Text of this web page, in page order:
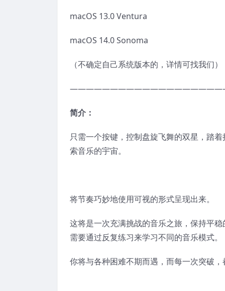
macOS 13.0 Ventura
macOS 14.0 Sonoma
（不确定自己系统版本的，详情可找我们）
简介：
只需一个按键，控制盘旋飞舞的双星，踏
索音乐的宇宙。
将节奏巧妙地使用可视的形式呈现出来。
这将是一次充满挑战的音乐之旅，保持平
需要通过反复练习来学习不同的音乐模式。
你将与各种困难不期而遇，而每一次突破